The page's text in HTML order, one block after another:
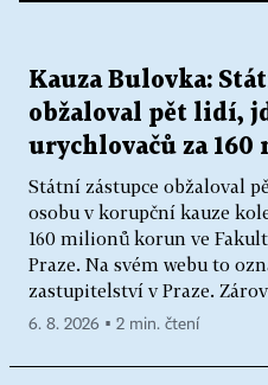
Kauza Bulovka:
obžaloval pět lidí,
urychlovačů za
Státní zástupce obžaloval
osobu v korupční kauze
160 milionů korun ve
Praze. Na svém webu to
zastupitelství v Praze.
6. 8. 2026 ▪ 2 min. čtení